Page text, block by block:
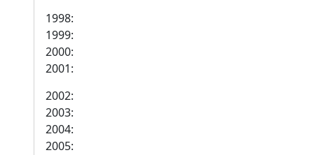
1998:
1999:
2000:
2001:
2002:
2003:
2004:
2005: